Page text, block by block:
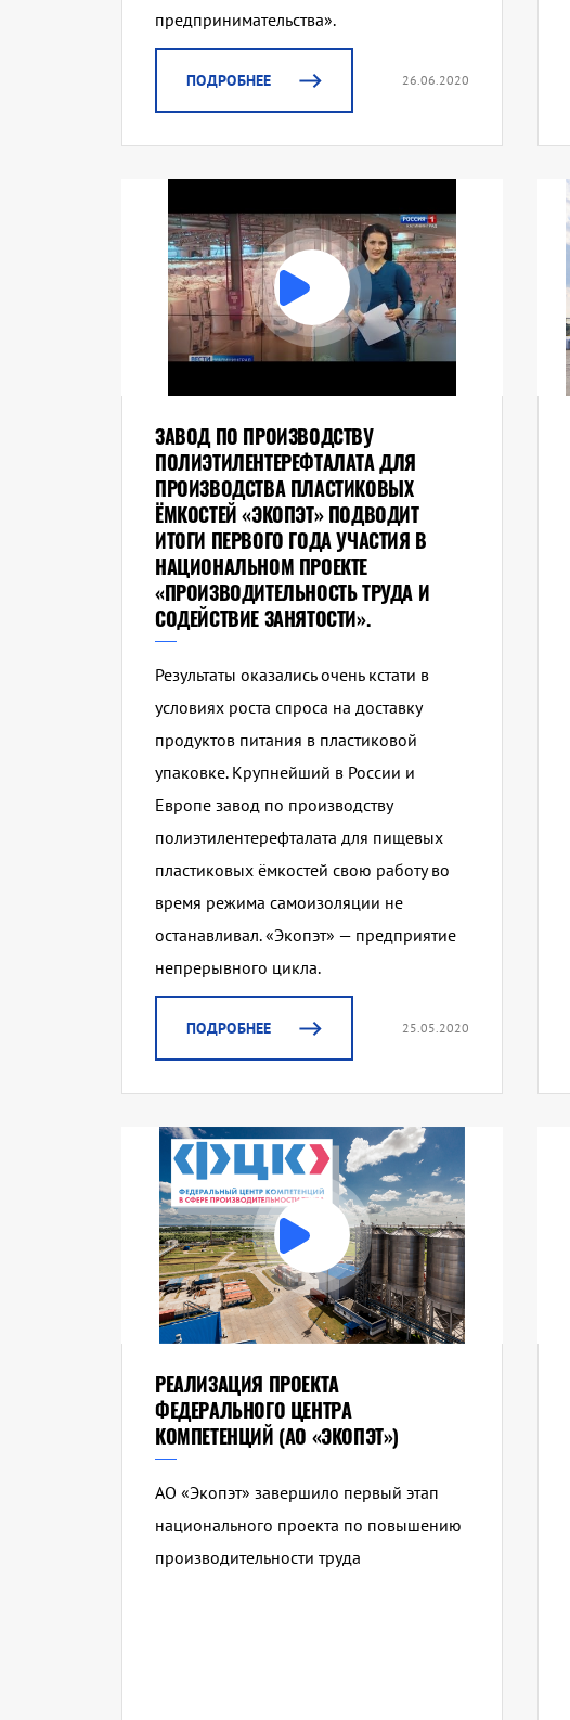
предпринимательства».
ПОДРОБНЕЕ 26.06.2020
ЗАВОД ПО ПРОИЗВОДСТВУ
ПОЛИЭТИЛЕНТЕРЕФТАЛАТА ДЛЯ
ПРОИЗВОДСТВА ПЛАСТИКОВЫХ
ЁМКОСТЕЙ «ЭКОПЭТ» ПОДВОДИТ
ИТОГИ ПЕРВОГО ГОДА УЧАСТИЯ В
НАЦИОНАЛЬНОМ ПРОЕКТЕ
«ПРОИЗВОДИТЕЛЬНОСТЬ ТРУДА И
СОДЕЙСТВИЕ ЗАНЯТОСТИ».
Результаты оказались очень кстати в
условиях роста спроса на доставку
продуктов питания в пластиковой
упаковке. Крупнейший в России и
Европе завод по производству
полиэтилентерефталата для пищевых
пластиковых ёмкостей свою работу во
время режима самоизоляции не
останавливал. «Экопэт» — предприятие
непрерывного цикла.
ПОДРОБНЕЕ 25.05.2020
РЕАЛИЗАЦИЯ ПРОЕКТА
ФЕДЕРАЛЬНОГО ЦЕНТРА
КОМПЕТЕНЦИЙ (АО «ЭКОПЭТ»)
АО «Экопэт» завершило первый этап
национального проекта по повышению
производительности труда